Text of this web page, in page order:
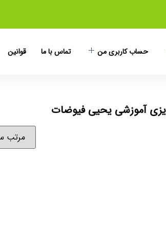
حساب کاربری من تماس با ما قوانین
آموزشی یحیی فیوضات